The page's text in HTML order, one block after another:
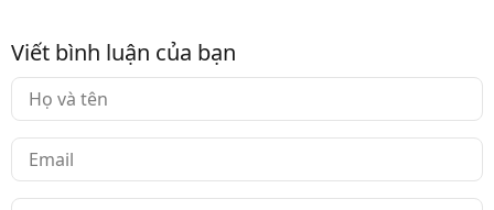
Viết bình luận của bạn